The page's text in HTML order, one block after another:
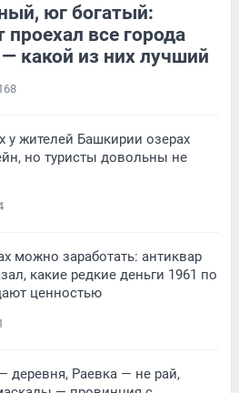
юг богатый:
все города
какой из них лучший
у жителей Башкирии озерах
но туристы довольны не
можно заработать: антиквар
какие редкие деньги 1961 по
ценностью
деревня, Раевка — не рай,